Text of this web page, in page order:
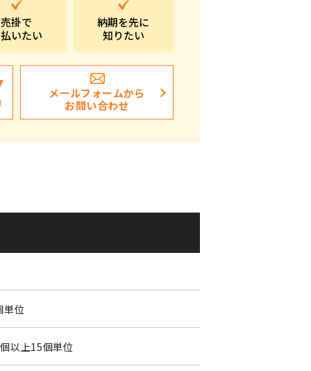
オープン・開業・開院
ポストイン
ばらまき、ショップイベント向け粗品・ノベ
ルティ
売掛で
いたい
納期を先に
知りたい
メールフォームから
お問い合わせ
単位
以上15個単位